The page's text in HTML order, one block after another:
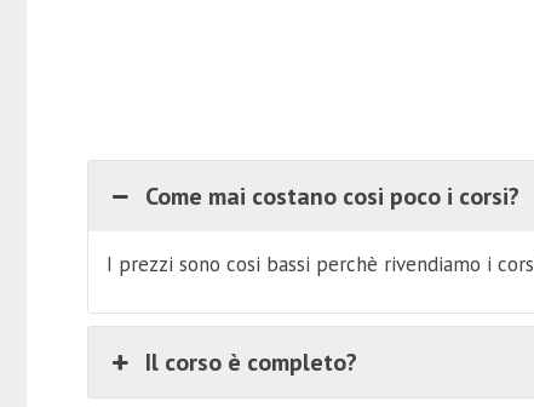
Come mai costano cosi poco i corsi?
I prezzi sono cosi bassi perchè rivendiamo i
Il corso è completo?